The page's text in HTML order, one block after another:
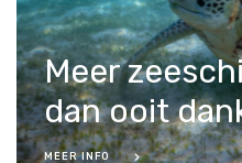
Meer
MEER INFO